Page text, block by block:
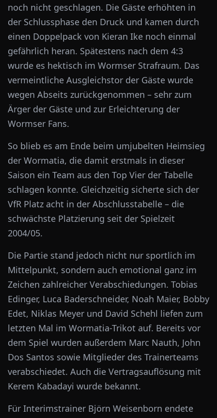
noch nicht geschlagen. Die Gäste erhöhten in
der Schlussphase den Druck und kamen durch
einen Doppelpack von Kieran Ike noch einmal
gefährlich heran. Spätestens nach dem 4:3
wurde es hektisch im Wormser Strafraum. Das
vermeintliche Ausgleichstor der Gäste wurde
wegen Abseits zurückgenommen – sehr zum
Ärger der Gäste und zur Erleichterung der
Wormser Fans.
So blieb es am Ende beim umjubelten Heimsieg
der Wormatia, die damit erstmals in dieser
Saison ein Team aus den Top Vier der Tabelle
schlagen konnte. Gleichzeitig sicherte sich der
VfR Platz acht in der Abschlusstabelle – die
schwächste Platzierung seit der Spielzeit
2004/05.
Die Partie stand jedoch nicht nur sportlich im
Mittelpunkt, sondern auch emotional ganz im
Zeichen zahlreicher Verabschiedungen. Tobias
Edinger, Luca Baderschneider, Noah Maier, Bobby
Edet, Niklas Meyer und David Schehl liefen zum
letzten Mal im Wormatia-Trikot auf. Bereits vor
dem Spiel wurden außerdem Marc Nauth, John
Dos Santos sowie Mitglieder des Trainerteams
verabschiedet. Auch die Vertragsauflösung mit
Kerem Kabadayi wurde bekannt.
Für Interimstrainer Björn Weisenborn endete